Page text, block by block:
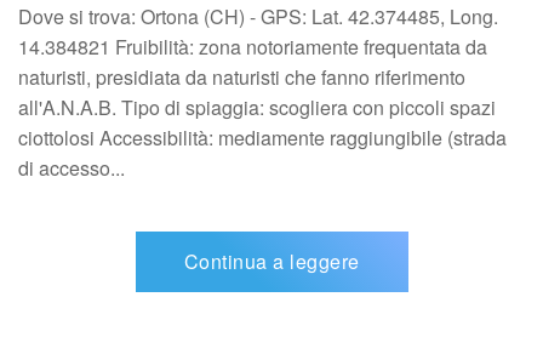
Dove si trova: Ortona (CH) - GPS: Lat. 42.374485, Long.
14.384821 Fruibilità: zona notoriamente frequentata da
naturisti, presidiata da naturisti che fanno riferimento
all'A.N.A.B. Tipo di spiaggia: scogliera con piccoli spazi
ciottolosi Accessibilità: mediamente raggiungibile (strada
di accesso...
Continua a leggere